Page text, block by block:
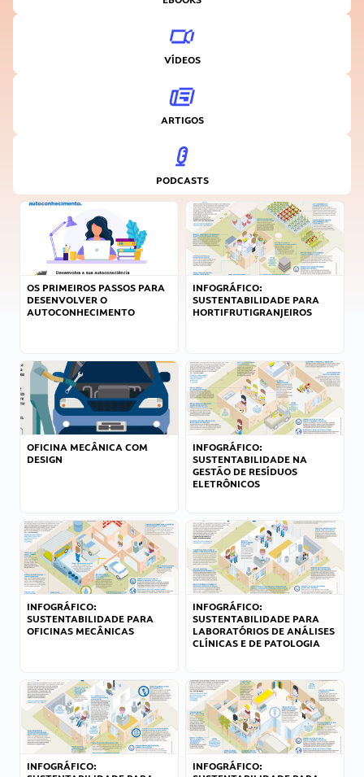
VÍDEOS
ARTIGOS
PODCASTS
OS PRIMEIROS PASSOS PARA
DESENVOLVER O
AUTOCONHECIMENTO
INFOGRÁFICO:
SUSTENTABILIDADE PARA
HORTIFRUTIGRANJEIROS
OFICINA MECÂNICA COM
DESIGN
INFOGRÁFICO:
SUSTENTABILIDADE NA
GESTÃO DE RESÍDUOS
ELETRÔNICOS
INFOGRÁFICO:
SUSTENTABILIDADE PARA
OFICINAS MECÂNICAS
INFOGRÁFICO:
SUSTENTABILIDADE PARA
LABORATÓRIOS DE ANÁLISES
CLÍNICAS E DE PATOLOGIA
INFOGRÁFICO:
INFOGRÁFICO: